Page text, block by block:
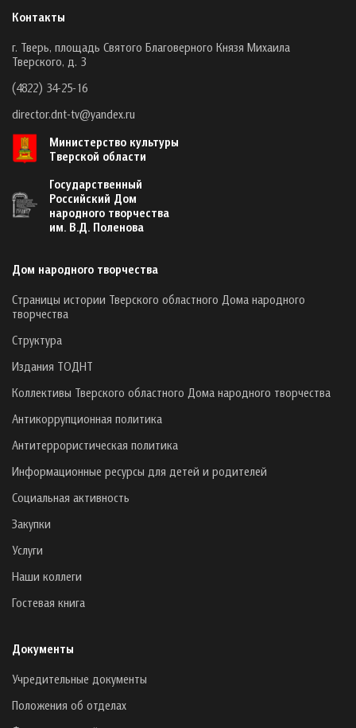
Контакты
г. Тверь, площадь Святого Благоверного Князя Михаила
Тверского, д. 3
(4822) 34-25-16
director.dnt-tv@yandex.ru
Министерство культуры
Тверской области
Государственный
Российский Дом
народного творчества
им. В.Д. Поленова
Дом народного творчества
Страницы истории Тверского областного Дома народного
творчества
Структура
Издания ТОДНТ
Коллективы Тверского областного Дома народного творчества
Антикоррупционная политика
Антитеррористическая политика
Информационные ресурсы для детей и родителей
Социальная активность
Закупки
Услуги
Наши коллеги
Гостевая книга
Документы
Учредительные документы
Положения об отделах